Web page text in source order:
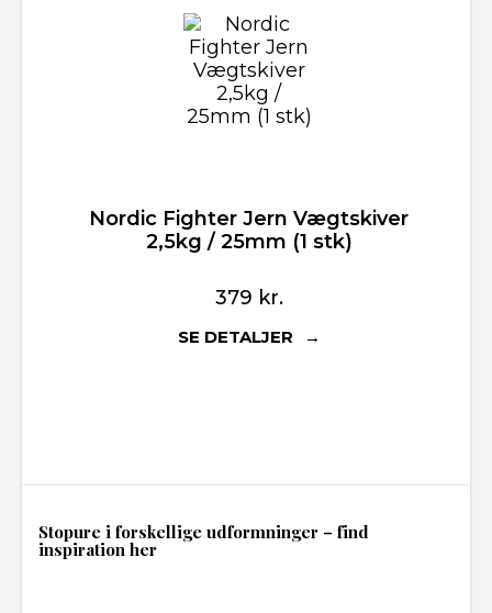
Nordic Fighter Jern Vægtskiver
2,5kg / 25mm (1 stk)
379 kr.
SE DETALJER
Stopure i forskellige udformninger – find
inspiration her